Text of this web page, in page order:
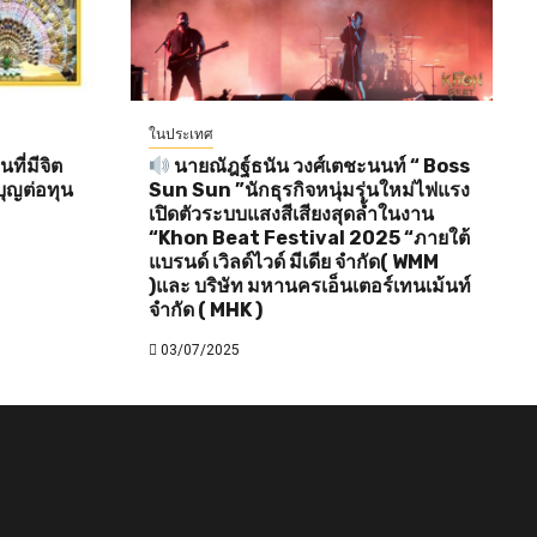
ที่มีจิต
ญต่อทุน
ในประเทศ
นายณัฎฐ์ธนัน วงศ์เตชะนนท์ “ Boss
Sun Sun ”นักธุรกิจหนุ่มรุ่นใหม่ไฟแรง
เปิดตัวระบบแสงสีเสียงสุดล้ำในงาน
“Khon Beat Festival 2025 “ภายใต้
แบรนด์ เวิลด์ไวด์ มีเดีย จำกัด( WMM
)และ บริษัท มหานครเอ็นเตอร์เทนเม้นท์
จำกัด ( MHK )
03/07/2025